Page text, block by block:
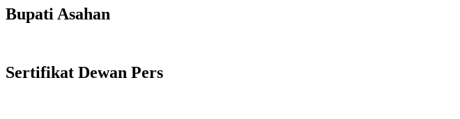
Bupati Asahan
Sertifikat Dewan Pers